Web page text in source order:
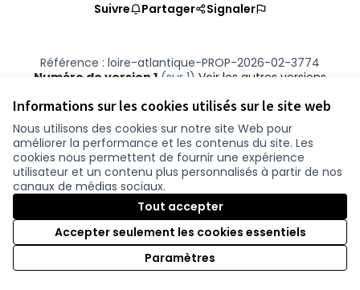
Informations sur les cookies utilisés sur le site web
Nous utilisons des cookies sur notre site Web pour
améliorer la performance et les contenus du site. Les
cookies nous permettent de fournir une expérience
utilisateur et un contenu plus personnalisés à partir de nos
canaux de médias sociaux.
Tout accepter
Accepter seulement les cookies essentiels
Paramètres
Suivre Partager Signaler
Référence : loire-atlantique-PROP-2026-02-3774
Numéro de version 1 (sur 1)
voir les autres versions
Conditions d'utilisation
Paramètres des cookies
participer.loire-atlantique.fr sur Facebook
(Nouvelle fenêtre)
participer.loire-atlantique.fr sur Instagram
(Nouvelle fenêtre)
participer.loire-atlantique.fr sur YouTube
(Nouvelle fenêtre)
Site réalisé grâce aulogiciel libre Decidim
(Nouvelle fenêtre)
.
Licence
(Nouvelle